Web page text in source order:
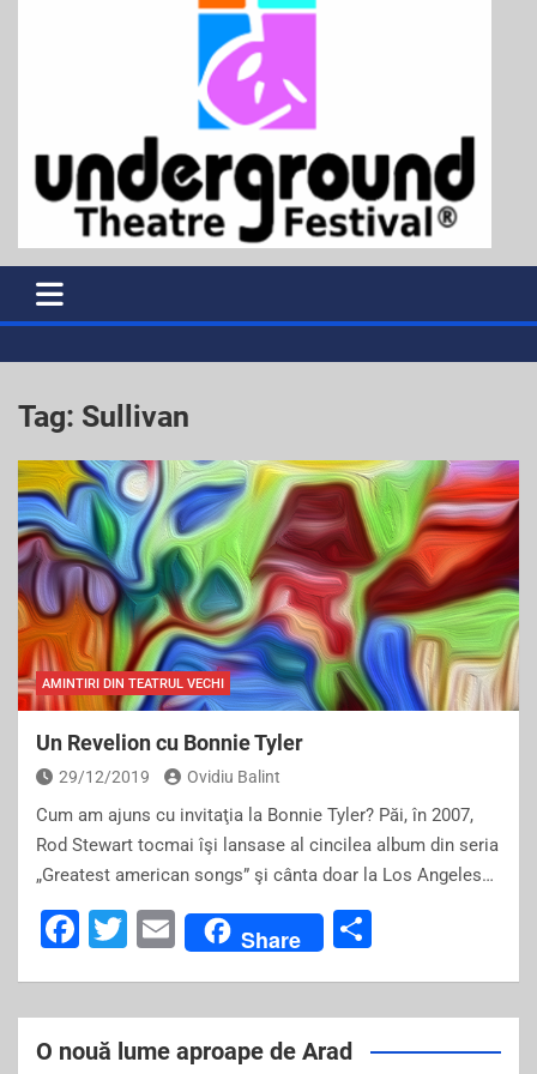
Tag: Sullivan
AMINTIRI DIN TEATRUL VECHI
Un Revelion cu Bonnie Tyler
29/12/2019 Ovidiu Balint
Cum am ajuns cu invitaţia la Bonnie Tyler? Păi, în 2007,
Rod Stewart tocmai îşi lansase al cincilea album din seria
„Greatest american songs” şi cânta doar la Los Angeles…
F
c
e
T
tt
er
E
m
ai
l
Share
ar
e
O nouă lume aproape de Arad